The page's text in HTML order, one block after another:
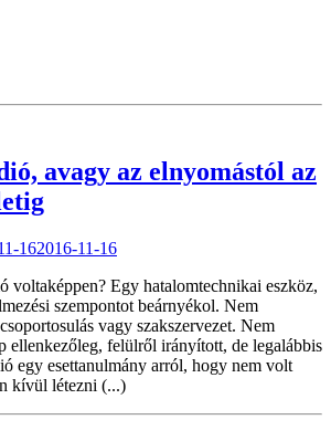
avagy az elnyomástól az
162016-11-16
voltaképpen? Egy hatalomtechnikai eszköz,
szempontot beárnyékol. Nem
vagy szakszervezet. Nem
ellenkezőleg, felülről irányított, de legalábbis
egy esettanulmány arról, hogy nem volt
kívül létezni (...)